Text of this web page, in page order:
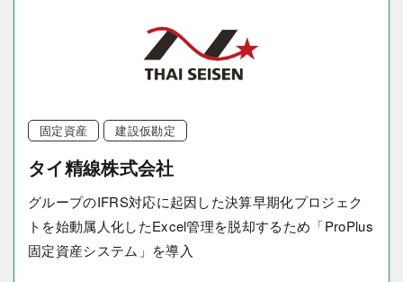
固定資産 建設仮勘定
タイ精線株式会社
グループのIFRS対応に起因した決算早期化プロジェク
トを始動属人化したExcel管理を脱却するため「ProPlus
固定資産システム」を導入